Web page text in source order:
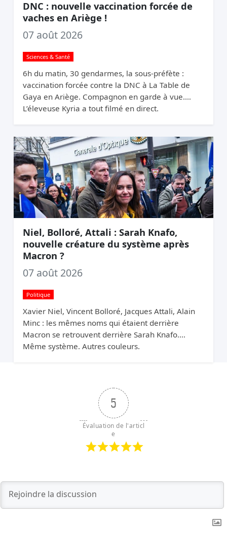
DNC : nouvelle vaccination forcée de
vaches en Ariège !
07 août 2026
Sciences & Santé
6h du matin, 30 gendarmes, la sous-préfète :
vaccination forcée contre la DNC à La Table de
Gaya en Ariège. Compagnon en garde à vue.
L’éleveuse Kyria a tout filmé en direct.
Niel, Bolloré, Attali : Sarah Knafo,
nouvelle créature du système après
Macron ?
07 août 2026
Politique
Xavier Niel, Vincent Bolloré, Jacques Attali, Alain
Minc : les mêmes noms qui étaient derrière
Macron se retrouvent derrière Sarah Knafo.
Même système. Autres couleurs.
5
Évaluation de l'articl
e